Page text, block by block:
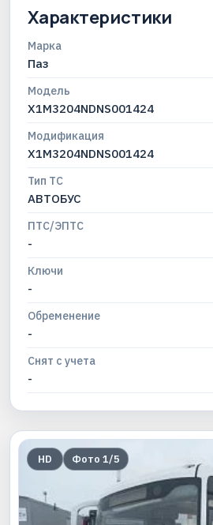
Характеристики
Марка
Паз
Модель
X1M3204NDNS001424
Модификация
X1M3204NDNS001424
Тип ТС
АВТОБУС
ПТС/ЭПТС
-
Ключи
-
Обременение
-
Снят с учета
-
HD Фото 1/5